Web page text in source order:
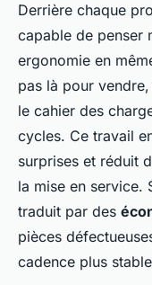
Derrière chaque
capable de penser
ergonomie en
pas là pour
le cahier des
cycles. Ce travail
surprises et réduit
la mise en service.
traduit par des
pièces
cadence plus